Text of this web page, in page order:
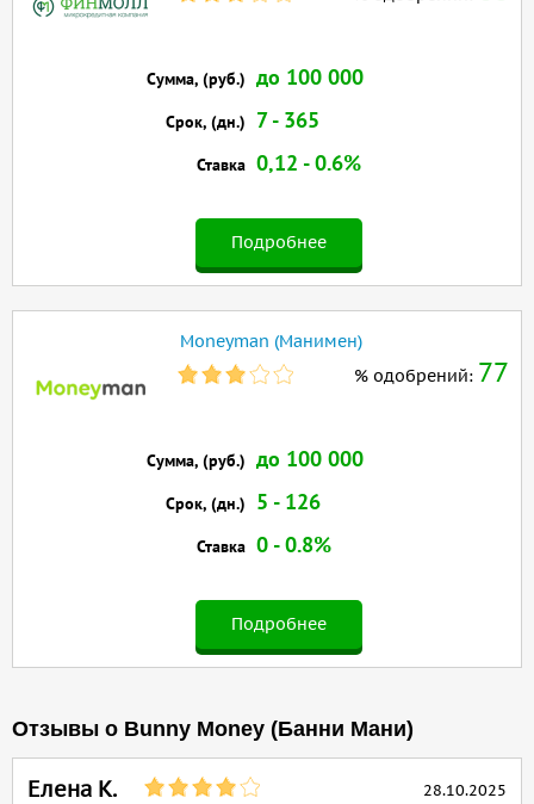
Подробнее
Сумма, (руб.) до 100 000
Срок, (дн.) 7 - 365
Ставка 0,12 - 0.6%
Moneyman (Манимен)
% одобрений: 77
Подробнее
Сумма, (руб.) до 100 000
Срок, (дн.) 5 - 126
Ставка 0 - 0.8%
Отзывы о Bunny Money (Банни Мани)
Елена К. 28.10.2025